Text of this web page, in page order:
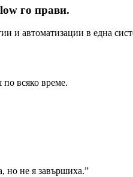
го прави.
и автоматизации в една
всяко време.
но не я завършиха.”